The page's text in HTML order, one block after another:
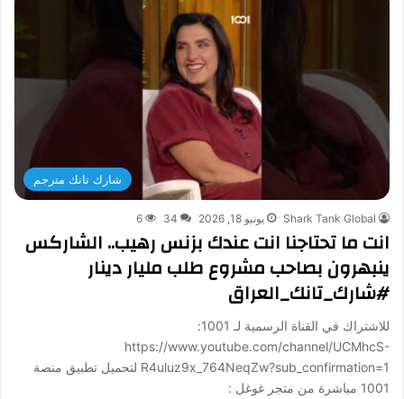
شارك تانك مترجم
Shark Tank Global يونيو 18, 2026 34
6
انت ما تحتاجنا انت عندك بزنس رهيب.. الشاركس
ينبهرون بصاحب مشروع طلب مليار دينار
#شارك_تانك_العراق
للاشتراك في القناة الرسمية لـ 1001:
https://www.youtube.com/channel/UCMhcS-
R4uluz9x_764NeqZw?sub_confirmation=1 لتحميل تطبيق منصة
1001 مباشرة من متجر غوغل :